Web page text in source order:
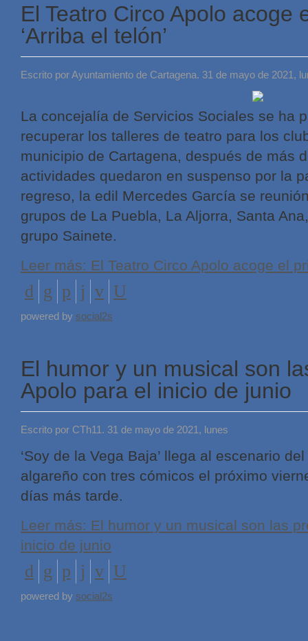
El Teatro Circo Apolo acoge
‘Arriba el telón’
Escrito por Ayuntamiento de Cartagena. 31 de mayo de 2021,
La concejalía de Servicios Sociales se ha
recuperar los talleres de teatro para los
municipio de Cartagena, después de más
actividades quedaron en suspenso por la
regreso, la edil Mercedes García se
grupos de La Puebla, La Aljorra, Santa
grupo Sainete.
Leer más: El Teatro Circo Apolo acoge el
powered by social2s
El humor y un musical son
Apolo para el inicio de junio
Escrito por CTh11. 31 de mayo de 2021, lunes
‘Soy de la Vega Baja’ llega al escenario
algareño con tres cómicos el próximo
días más tarde.
Leer más: El humor y un musical son las
inicio de junio
powered by social2s